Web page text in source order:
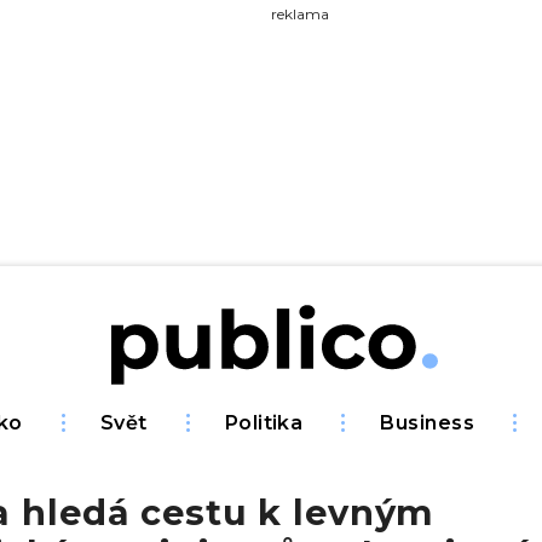
reklama
Svět Politika Business
hledá cestu k levným
na Publiku